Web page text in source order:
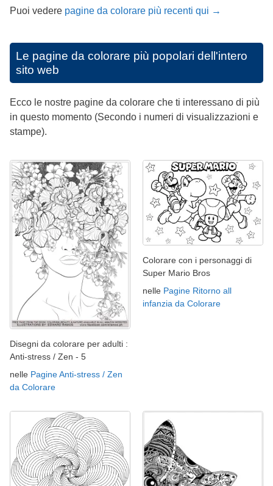
Puoi vedere pagine da colorare più recenti qui →
Le pagine da colorare più popolari dell'intero
sito web
Ecco le nostre pagine da colorare che ti interessano di più
in questo momento (Secondo i numeri di visualizzazioni e
stampe).
Disegni da colorare per adulti :
Anti-stress / Zen - 5
nelle Pagine Anti-stress / Zen
da Colorare
Colorare con i personaggi di
Super Mario Bros
nelle Pagine Ritorno all
infanzia da Colorare